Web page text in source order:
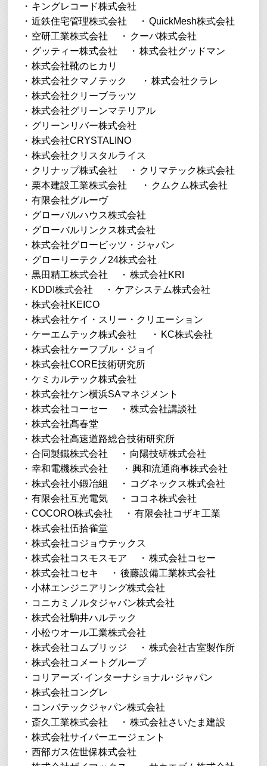
キングレコード株式会社
近鉄住宅管理株式会社
QuickMesh株式会社
空研工業株式会社
クーバ株式会社
グッティー株式会社
株式会社グッドマン
株式会社靴のヒカリ
株式会社クマノテック
株式会社クラレ
株式会社クリーブラッツ
株式会社グリーンマテリアル
グリーンリバー株式会社
株式会社CRYSTALINO
株式会社クリスタルライス
クリナップ株式会社
クリマテック株式会社
栗本建設工業株式会社
クムクム株式会社
有限会社グルーヴ
グローバルハウス株式会社
グローバルリンクス株式会社
株式会社グロービッツ・ジャパン
グローリーテクノ24株式会社
黒田精工株式会社
株式会社KRI
KDDI株式会社
ケアシステム株式会社
株式会社KEICO
株式会社ケイ・スリー・クリエーション
ケーエムテック株式会社
KC株式会社
株式会社ケーフブル・ジョイ
株式会社CORE技術研究所
ケミカルテック株式会社
株式会社ケン横浜SAマネジメント
株式会社コーセー
株式会社講談社
株式会社髙春堂
株式会社高速道路総合技術研究所
合同製鐵株式会社
向陽技研株式会社
幸和電機株式会社
興和流通商事株式会社
株式会社小鍛冶組
コグネックス株式会社
有限会社互光電気
ココネ株式会社
COCORO株式会社
有限会社コザキ工業
株式会社伍拾雀堂
株式会社コジョウテックス
株式会社コスモスモア
株式会社コセー
株式会社コセキ
後藤設備工業株式会社
小林エンジニアリング株式会社
コニカミノルタジャパン株式会社
株式会社駒井ハルテック
小松ウオール工業株式会社
株式会社コムブリッジ
株式会社古室製作所
株式会社コメートグループ
コリアーズ･インターナショナル･ジャパン
株式会社コングレ
コンバテックジャパン株式会社
斎久工業株式会社
株式会社さいたま建設
株式会社サイバーエージェント
西部ガス佐世保株式会社